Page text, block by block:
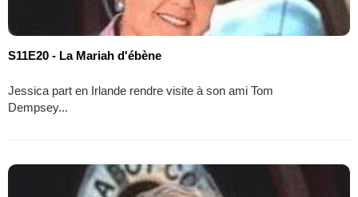
S11E20 - La Mariah d'ébène
Jessica part en Irlande rendre visite à son ami Tom
Dempsey...